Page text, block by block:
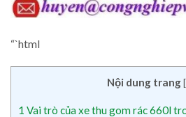
“`html
Nội dung trang [
1 Vai trò của xe thu gom rác 660l